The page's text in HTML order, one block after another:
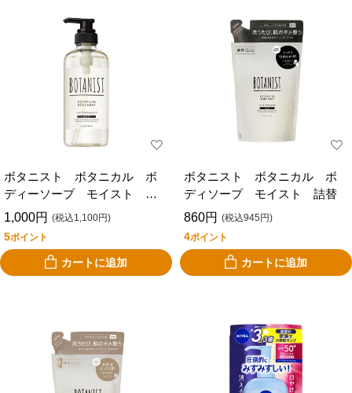
ボタニスト ボタニカル ボ
ディーソープ モイスト 本
体
1,000円 (税込1,100円)
5ポイント
カートに追加
ボタニスト ボタニカル ボ
ディソープ モイスト 詰替
860円 (税込945円)
4ポイント
カートに追加